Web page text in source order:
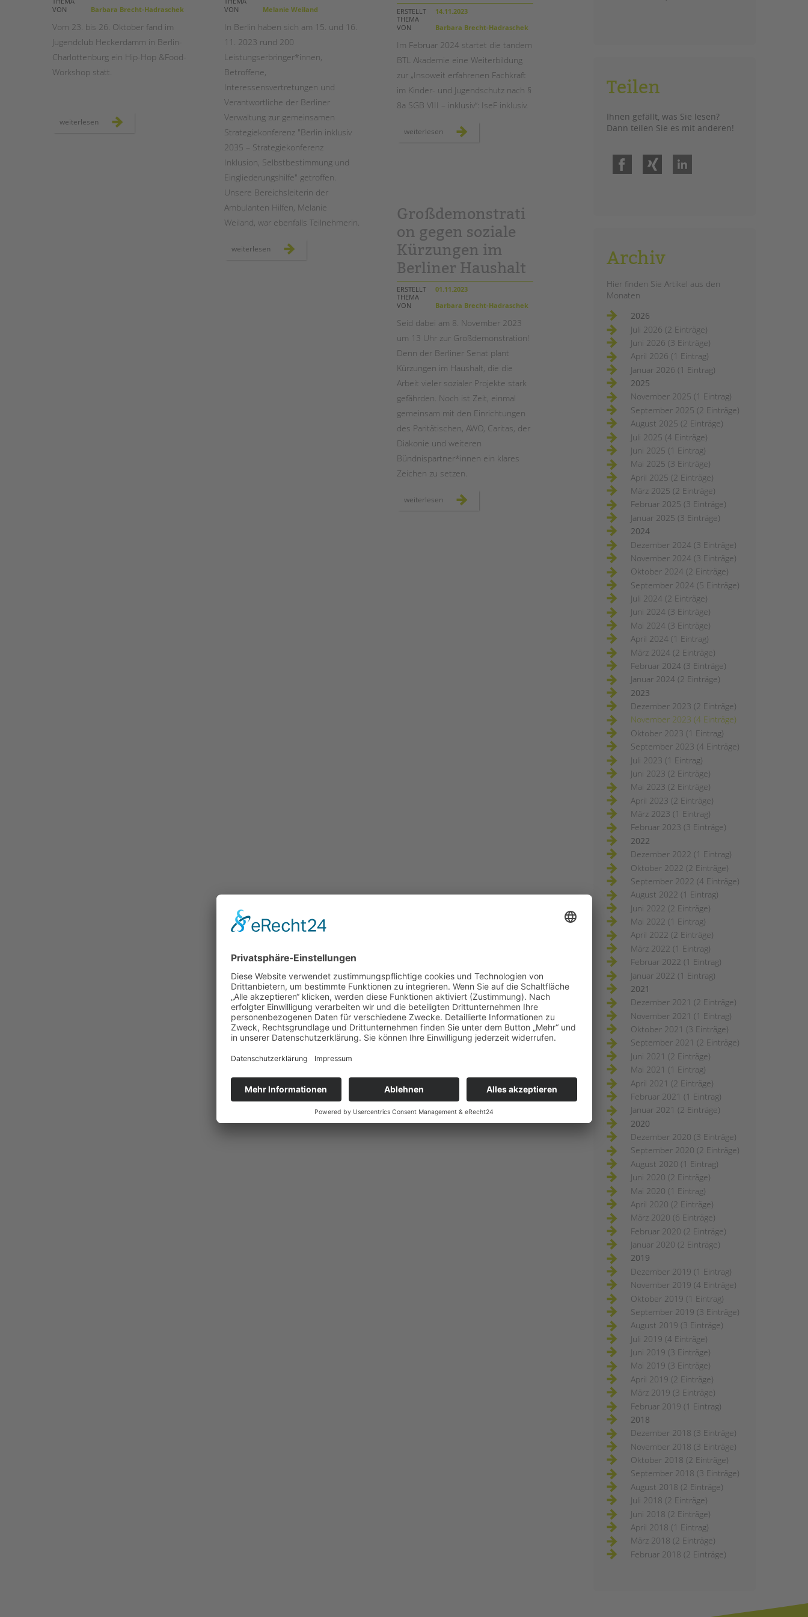
STADTTEILARBEIT
VON
Barbara Brecht-Hadraschek
Vom 23. bis 26. Oktober fand im
Jugendclub Heckerdamm in Berlin-
Charlottenburg ein Hip-Hop &Food-
Workshop statt.
weiterlesen
VON
Melanie Weiland
In Berlin haben sich am 15. und 16.
11. 2023 rund 200
Leistungserbringer*innen,
Betroffene,
Interessensvertretungen und
Verantwortliche der Berliner
Verwaltung zur gemeinsamen
Strategiekonferenz "Berlin inklusiv
2035 – Strategiekonferenz
Inklusion, Selbstbestimmung und
Eingliederungshilfe" getroffen.
Unsere Bereichsleiterin der
Ambulanten Hilfen, Melanie
Weiland, war ebenfalls Teilnehmerin.
weiterlesen strategiekonferenz
ERSTELLT
14.11.2023
THEMA
VON
Barbara Brecht-Hadraschek
Im Februar 2024 startet die tandem
BTL Akademie eine Weiterbildung
zur „Insoweit erfahrenen Fachkraft
im Kinder- und Jugendschutz nach §
8a SGB VIII – inklusiv“: IseF inklusiv.
weiterlesen neue
weiterbildung
Großdemonstrati
on gegen soziale
Kürzungen im
Berliner Haushalt
ERSTELLT
01.11.2023
THEMA
VON
Barbara Brecht-Hadraschek
Seid dabei am 8. November 2023
um 13 Uhr zur Großdemonstration!
Denn der Berliner Senat plant
Kürzungen im Haushalt, die die
Arbeit vieler sozialer Projekte stark
gefährden. Noch ist Zeit, einmal
gemeinsam mit den Einrichtungen
des Paritätischen, AWO, Caritas, der
Diakonie und weiteren
Bündnispartner*innen ein klares
Zeichen zu setzen.
weiterlesen großdemonstration
gegen
Teilen
Ihnen gefällt, was Sie lesen?
Dann teilen Sie es mit anderen!
Facebook
Archiv
Hier finden Sie Artikel aus den
Monaten
2026
Juli 2026 (2 Einträge)
Juni 2026 (3 Einträge)
April 2026 (1 Eintrag)
Januar 2026 (1 Eintrag)
2025
November 2025 (1 Eintrag)
September 2025 (2 Einträge)
August 2025 (2 Einträge)
Juli 2025 (4 Einträge)
Juni 2025 (1 Eintrag)
Mai 2025 (3 Einträge)
April 2025 (2 Einträge)
März 2025 (2 Einträge)
Februar 2025 (3 Einträge)
Januar 2025 (3 Einträge)
2024
Dezember 2024 (3 Einträge)
November 2024 (3 Einträge)
Oktober 2024 (2 Einträge)
September 2024 (5 Einträge)
Juli 2024 (2 Einträge)
Juni 2024 (3 Einträge)
Mai 2024 (3 Einträge)
April 2024 (1 Eintrag)
März 2024 (2 Einträge)
Februar 2024 (3 Einträge)
Januar 2024 (2 Einträge)
2023
Dezember 2023 (2 Einträge)
November 2023 (4 Einträge)
Oktober 2023 (1 Eintrag)
September 2023 (4 Einträge)
Juli 2023 (1 Eintrag)
Juni 2023 (2 Einträge)
Mai 2023 (2 Einträge)
April 2023 (2 Einträge)
März 2023 (1 Eintrag)
Februar 2023 (3 Einträge)
2022
Dezember 2022 (1 Eintrag)
Oktober 2022 (2 Einträge)
September 2022 (4 Einträge)
August 2022 (1 Eintrag)
Juni 2022 (2 Einträge)
Mai 2022 (1 Eintrag)
April 2022 (2 Einträge)
März 2022 (1 Eintrag)
Februar 2022 (1 Eintrag)
Januar 2022 (1 Eintrag)
2021
Dezember 2021 (2 Einträge)
November 2021 (1 Eintrag)
Oktober 2021 (3 Einträge)
September 2021 (2 Einträge)
Juni 2021 (2 Einträge)
Mai 2021 (1 Eintrag)
April 2021 (2 Einträge)
Februar 2021 (1 Eintrag)
Januar 2021 (2 Einträge)
2020
Dezember 2020 (3 Einträge)
September 2020 (2 Einträge)
August 2020 (1 Eintrag)
Juni 2020 (2 Einträge)
Mai 2020 (1 Eintrag)
April 2020 (2 Einträge)
März 2020 (6 Einträge)
Februar 2020 (2 Einträge)
Januar 2020 (2 Einträge)
2019
Dezember 2019 (1 Eintrag)
November 2019 (4 Einträge)
Oktober 2019 (1 Eintrag)
September 2019 (3 Einträge)
August 2019 (3 Einträge)
Juli 2019 (4 Einträge)
Juni 2019 (3 Einträge)
Mai 2019 (3 Einträge)
April 2019 (2 Einträge)
März 2019 (3 Einträge)
Februar 2019 (1 Eintrag)
2018
Dezember 2018 (3 Einträge)
November 2018 (3 Einträge)
Oktober 2018 (2 Einträge)
September 2018 (3 Einträge)
August 2018 (2 Einträge)
Juli 2018 (2 Einträge)
Juni 2018 (2 Einträge)
April 2018 (1 Eintrag)
März 2018 (2 Einträge)
Februar 2018 (2 Einträge)